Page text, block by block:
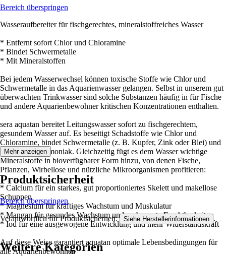
Bereich überspringen
Wasseraufbereiter für fischgerechtes, mineralstoffreiches Wasser
* Entfernt sofort Chlor und Chloramine
* Bindet Schwermetalle
* Mit Mineralstoffen
Bei jedem Wasserwechsel können toxische Stoffe wie Chlor und
Schwermetalle in das Aquarienwasser gelangen. Selbst in unserem gut
überwachten Trinkwasser sind solche Substanzen häufig in für Fische
und andere Aquarienbewohner kritischen Konzentrationen enthalten.
sera aquatan bereitet Leitungswasser sofort zu fischgerechtem,
gesundem Wasser auf. Es beseitigt Schadstoffe wie Chlor und
Chloramine, bindet Schwermetalle (z. B. Kupfer, Zink oder Blei) und
schützt vor Ammoniak. Gleichzeitig fügt es dem Wasser wichtige
Mineralstoffe in bioverfügbarer Form hinzu, von denen Fische,
Pflanzen, Wirbellose und nützliche Mikroorganismen profitieren:
* Calcium für ein starkes, gut proportioniertes Skelett und makellose
Schuppen
* Magnesium für kräftiges Wachstum und Muskulatur
* Mangan für gesundes Wachstum und verbesserte Fruchtbarkeit
* Iod für eine ausgewogene Entwicklung und mehr Widerstandskraft
Auf diese Weise garantiert aquatan optimale Lebensbedingungen für
alle Aquarienbewohner.
Mehr anzeigen
Produktsicherheit
Bereich überspringen
Verantwortlich für Produktsicherheit: Siehe Herstellerinformationen .
Weitere Kategorien